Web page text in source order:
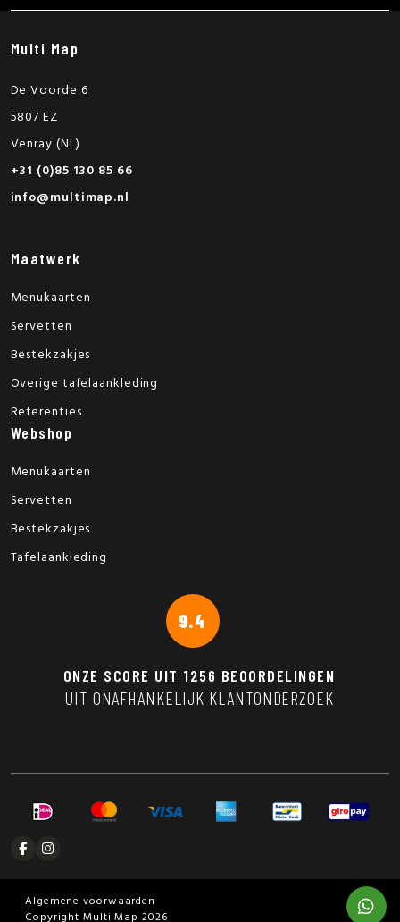
Multi Map
De Voorde 6
5807 EZ
Venray (NL)
+31 (0)85 130 85 66
info@multimap.nl
Maatwerk
Menukaarten
Servetten
Bestekzakjes
Overige tafelaankleding
Referenties
Webshop
Menukaarten
Servetten
Bestekzakjes
Tafelaankleding
9.4
ONZE SCORE UIT 1256 BEOORDELINGEN
UIT ONAFHANKELIJK KLANTONDERZOEK
Algemene voorwaarden
Copyright Multi Map 2026